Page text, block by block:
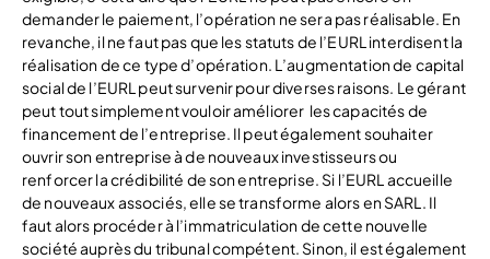
demander le paiement, l’opération ne sera pas réalisable. En
revanche, il ne faut pas que les statuts de l’EURL interdisent la
réalisation de ce type d’opération. L’augmentation de capital
social de l’EURL peut survenir pour diverses raisons. Le gérant
peut tout simplement vouloir améliorer les capacités de
financement de l’entreprise. Il peut également souhaiter
ouvrir son entreprise à de nouveaux investisseurs ou
renforcer la crédibilité de son entreprise. Si l’EURL accueille
de nouveaux associés, elle se transforme alors en SARL. Il
faut alors procéder à l’immatriculation de cette nouvelle
société auprès du tribunal compétent. Sinon, il est également